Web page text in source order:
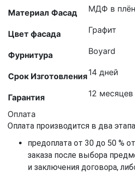
Материал Фасад МДФ в
Цвет фасада Графит
Фурнитура Boyard
Срок Изготовления14 дней
Гарантия 12 месяцев
Оплата
Оплата производится в два
предоплата от 30 до 50 %
заказа после выбора
и заключения договора,